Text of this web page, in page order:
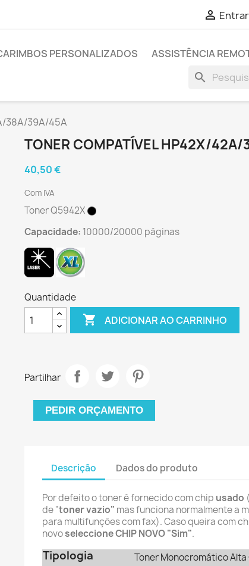
 Entrar
PERSONALIZADOS ASSISTÊNCIA
search
38A/39A/45A
TONER COMPATÍVEL HP42X/
40,50 €
Com IVA
Toner Q5942X
Capacidade: 10000/20000 páginas
Quantidade
 ADICIONAR AO CARRINHO
Partilhar
PEDIR ORÇAMENTO
Descrição Dados do produto
Por defeito o toner é fornecido com chip usado
de "toner vazio" mas funciona normalmente a
para multifunções com fax). Caso queira com
novoseleccione CHIP NOVO "Sim".
Tipologia Toner Monocromático